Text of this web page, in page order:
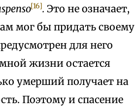
[16]. Это не означает,
мог бы придать своему
для него
жизни остается
умерший получает на
Поэтому и спасение